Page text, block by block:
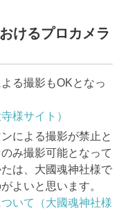
けるプロカメラ
る撮影もOKとなっ
様サイト）
による撮影が禁止と
み撮影可能となって
は、大國魂神社様で
よいと思います。
いて（大國魂神社様